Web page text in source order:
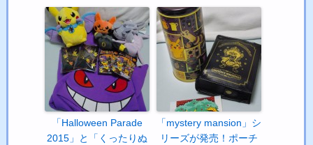
「Halloween Parade
2015」と「くったりぬ
「mystery mansion」シ
リーズが発売！ポーチ